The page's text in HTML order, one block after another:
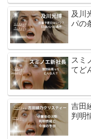
及川
パの
スミ
てど
吉田
判明